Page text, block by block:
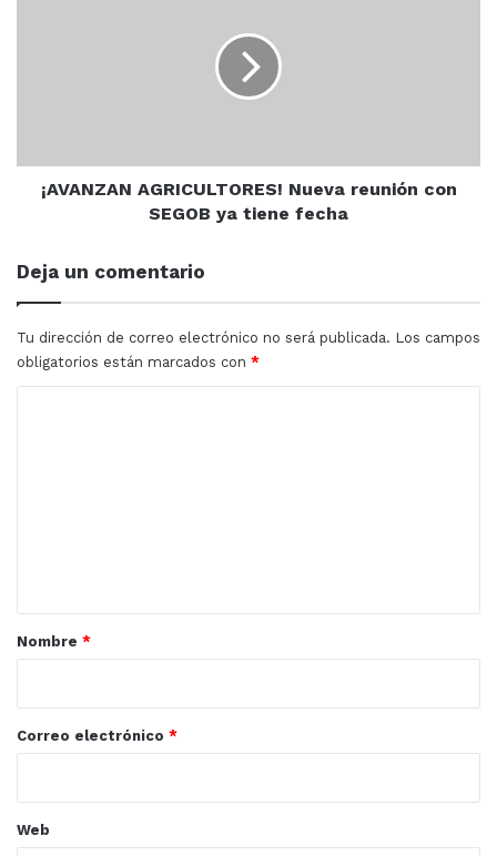
Por su parte, la Secretaria del Ayuntamiento, Verenice
fecha
¡AVANZAN AGRICULTORES! Nueva reunión con
SEGOB ya tiene fecha
Deja un comentario
Tu dirección de correo electrónico no será publicada. Los campos
obligatorios están marcados con *
r
*
Nombre *
Correo electrónico *
Web